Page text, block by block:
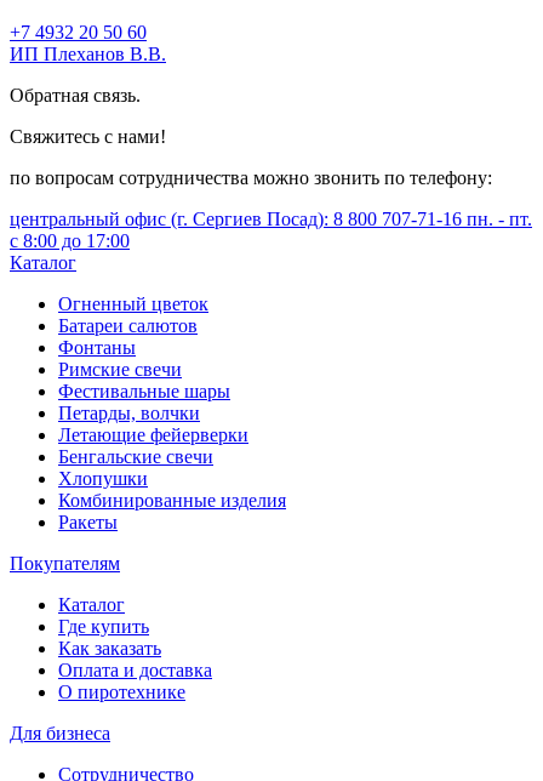
+7 4932 20 50 60
ИП Плеханов В.В.
Обратная связь.
Свяжитесь с нами!
по вопросам сотрудничества можно звонить по телефону:
центральный офис (г. Сергиев Посад): 8 800 707-71-16 пн. - пт.
с 8:00 до 17:00
Каталог
Огненный цветок
Батареи салютов
Фонтаны
Римские свечи
Фестивальные шары
Петарды, волчки
Летающие фейерверки
Бенгальские свечи
Хлопушки
Комбинированные изделия
Ракеты
Покупателям
Каталог
Где купить
Как заказать
Оплата и доставка
О пиротехнике
Для бизнеса
Сотрудничество